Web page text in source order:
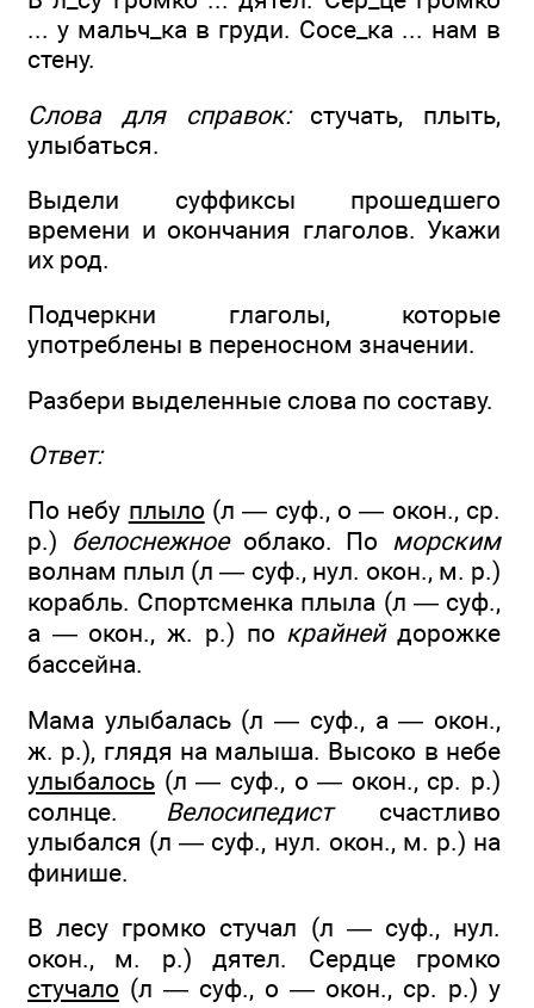
... у мальч_ка в груди. Сосе_ка ... нам в
стену.
Слова для справок:стучать, плыть,
улыбаться.
Выдели суффиксы прошедшего
времени и окончания глаголов. Укажи
их род.
Подчеркни глаголы, которые
употреблены в переносном значении.
Разбери выделенные слова по составу.
Ответ:
По небу плыло (л — суф., о — окон., ср.
р.) белоснежноеоблако. По морским
волнам плыл (л — суф., нул. окон., м. р.)
корабль. Спортсменка плыла (л — суф.,
а — окон., ж. р.) по крайнейдорожке
бассейна.
Мама улыбалась (л — суф., а — окон.,
ж. р.), глядя на малыша. Высоко в небе
улыбалось (л — суф., о — окон., ср. р.)
солнце. Велосипедистсчастливо
улыбался (л — суф., нул. окон., м. р.) на
финише.
В лесу громко стучал (л — суф., нул.
окон., м. р.) дятел. Сердце громко
стучало (л — суф., о — окон., ср. р.) у